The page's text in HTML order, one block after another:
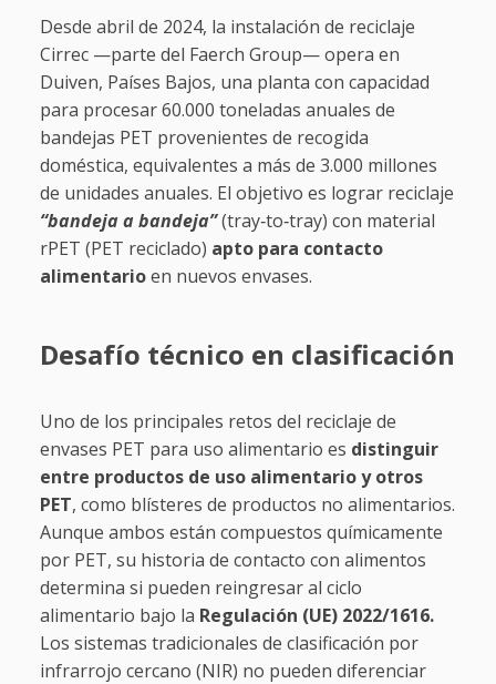
Desde abril de 2024, la instalación de reciclaje
Cirrec —parte del Faerch Group— opera en
Duiven, Países Bajos, una planta con capacidad
para procesar 60.000 toneladas anuales de
bandejas PET provenientes de recogida
doméstica, equivalentes a más de 3.000 millones
de unidades anuales. El objetivo es lograr reciclaje
“bandeja a bandeja”(tray‑to‑tray) con material
rPET (PET reciclado) apto para contacto
alimentarioen nuevos envases.
Desafío técnico en clasificación
Uno de los principales retos del reciclaje de
envases PET para uso alimentario es distinguir
entre productos de uso alimentario y otros
PET, como blísteres de productos no alimentarios.
Aunque ambos están compuestos químicamente
por PET, su historia de contacto con alimentos
determina si pueden reingresar al ciclo
alimentario bajo la Regulación (UE) 2022/1616.
Los sistemas tradicionales de clasificación por
infrarrojo cercano (NIR) no pueden diferenciar